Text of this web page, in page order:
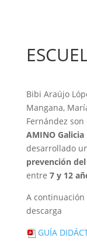
Bibi Araújo
Mangana,
Fernández
AMINO Galicia
desarrollado
prevención
entre 7 y 12
A
descarga
GUÍA